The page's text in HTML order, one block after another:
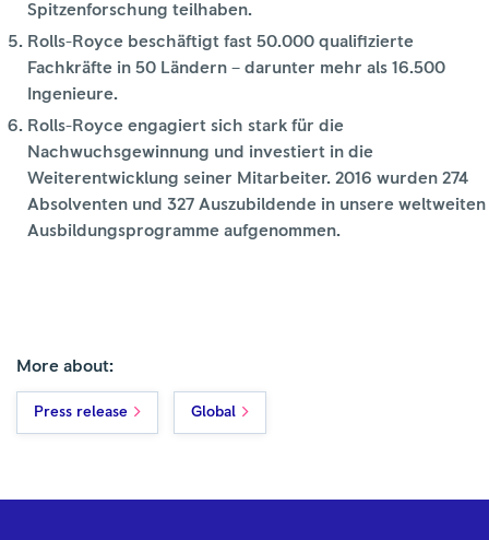
Spitzenforschung teilhaben.
Rolls-Royce beschäftigt fast 50.000 qualifizierte
Fachkräfte in 50 Ländern – darunter mehr als 16.500
Ingenieure.
Rolls-Royce engagiert sich stark für die
Nachwuchsgewinnung und investiert in die
Weiterentwicklung seiner Mitarbeiter. 2016 wurden 274
Absolventen und 327 Auszubildende in unsere weltweiten
Ausbildungsprogramme aufgenommen.
More about:
Press release Global